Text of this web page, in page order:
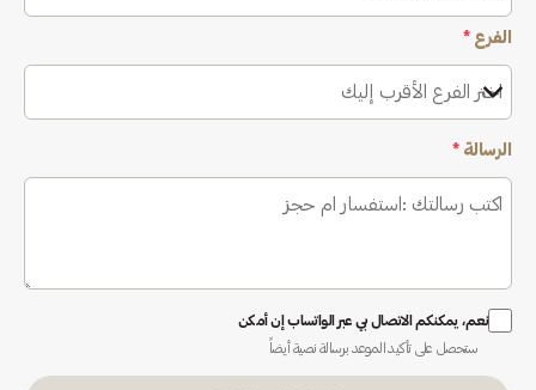
الفرع *
اختر الفرع الأقرب إليك
الرسالة *
نعم، يمكنكم الاتصال بي عبر الواتساب إن أمكن
ستحصل على تأكيد الموعد برسالة نصية أيضاً